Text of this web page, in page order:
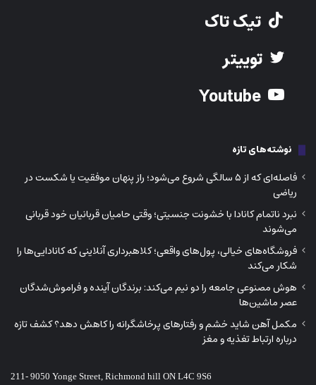
تیک تاک
توییتر
نوشته‌های تازه
فاصله‌ای که از ۵ سالگی شروع می‌شود؛ راز پنهان موفقیت یا شکست در
ریاضی
نبرد ناتمام کانادا با خشونت جنسیتی؛ وقتی حامیان قربانیان خود قربانی
می‌شوند
فروشگاه‌های خیالی، پول‌های واقعی؛ کلاهبرداری آنلاینی که کانادایی‌ها را
شکار می‌کند
هوش مصنوعی جامعه را دو نیم می‌کند: برندگان آینده و فراموش‌شدگان
عصر ماشین‌ها
مکمل آهن شاید خشم و رفتارهای پرخاشگرانه را کاهش دهد؟ کشف تازه
درباره ارتباط تغذیه و مغز
211- 9050 Yonge Street, Richmond hill ON L4C 9S6